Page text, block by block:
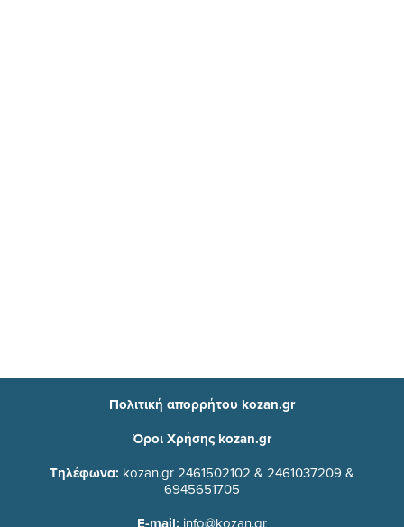
Πολιτική απορρήτου kozan.gr
Όροι Χρήσης kozan.gr
Τηλέφωνα: kozan.gr 2461502102 & 2461037209 &
6945651705
info@kozan.gr